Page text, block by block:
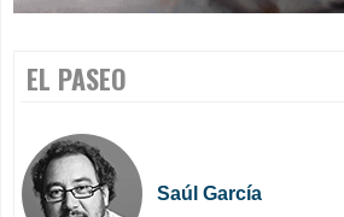
EL PASEO
Saúl García